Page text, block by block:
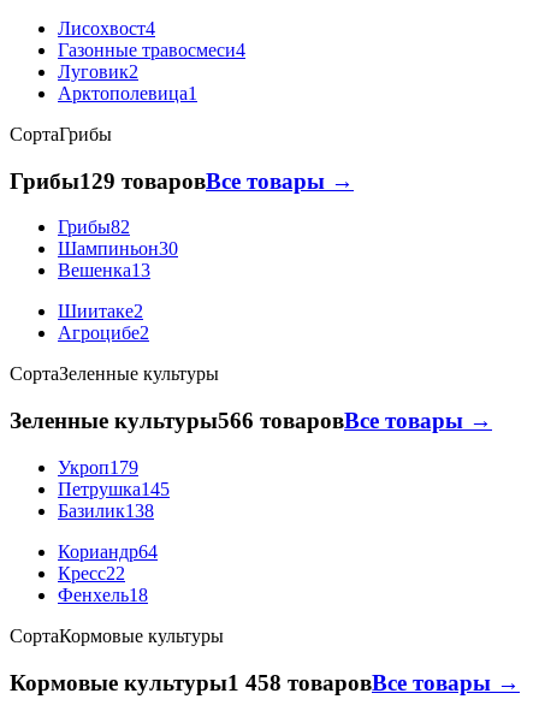
Лисохвост4
Газонные травосмеси4
Луговик2
Арктополевица1
СортаГрибы
Грибы129 товаровВсе товары →
Грибы82
Шампиньон30
Вешенка13
Шиитаке2
Агроцибе2
СортаЗеленные культуры
Зеленные культуры566 товаровВсе товары →
Укроп179
Петрушка145
Базилик138
Кориандр64
Кресс22
Фенхель18
СортаКормовые культуры
Кормовые культуры1 458 товаровВсе товары →